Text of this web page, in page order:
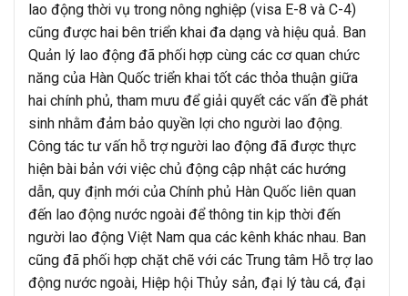
lao động thời vụ trong nông nghiệp (visa E-8 và C-4)
cũng được hai bên triển khai đa dạng và hiệu quả. Ban
Quản lý lao động đã phối hợp cùng các cơ quan chức
năng của Hàn Quốc triển khai tốt các thỏa thuận giữa
hai chính phủ, tham mưu để giải quyết các vấn đề phát
sinh nhằm đảm bảo quyền lợi cho người lao động.
Công tác tư vấn hỗ trợ người lao động đã được thực
hiện bài bản với việc chủ động cập nhật các hướng
dẫn, quy định mới của Chính phủ Hàn Quốc liên quan
đến lao động nước ngoài để thông tin kịp thời đến
người lao động Việt Nam qua các kênh khác nhau. Ban
cũng đã phối hợp chặt chẽ với các Trung tâm Hỗ trợ lao
động nước ngoài, Hiệp hội Thủy sản, đại lý tàu cá, đại